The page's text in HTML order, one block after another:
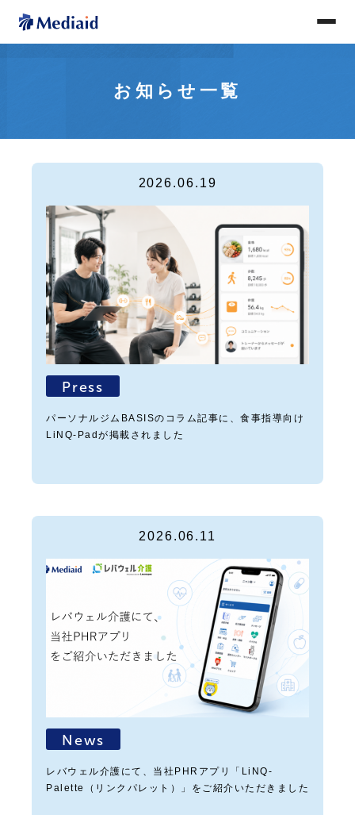
お知らせ一覧
2026.06.19
Press
パーソナルジムBASISのコラム記事に、食事指導向け
LiNQ-Padが掲載されました
2026.06.11
News
レバウェル介護にて、当社PHRアプリ「LiNQ-
Palette（リンクパレット）」をご紹介いただきました